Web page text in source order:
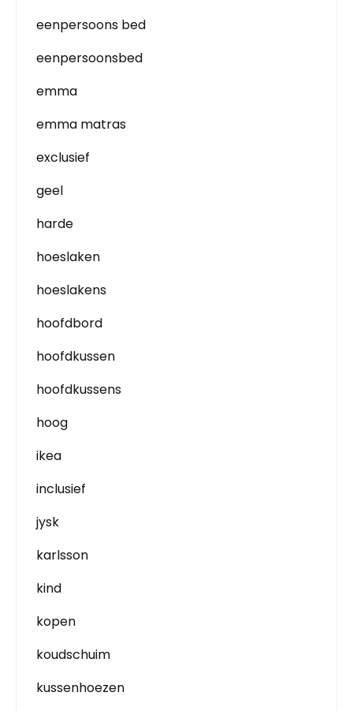
eenpersoons bed
eenpersoonsbed
emma
emma matras
exclusief
geel
harde
hoeslaken
hoeslakens
hoofdbord
hoofdkussen
hoofdkussens
hoog
ikea
inclusief
jysk
karlsson
kind
kopen
koudschuim
kussenhoezen